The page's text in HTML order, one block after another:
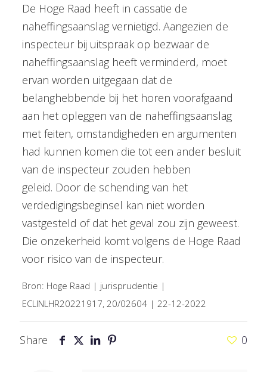
De Hoge Raad heeft in cassatie de
naheffingsaanslag vernietigd. Aangezien de
inspecteur bij uitspraak op bezwaar de
naheffingsaanslag heeft verminderd, moet
ervan worden uitgegaan dat de
belanghebbende bij het horen voorafgaand
aan het opleggen van de naheffingsaanslag
met feiten, omstandigheden en argumenten
had kunnen komen die tot een ander besluit
van de inspecteur zouden hebben
geleid. Door de schending van het
verdedigingsbeginsel kan niet worden
vastgesteld of dat het geval zou zijn geweest.
Die onzekerheid komt volgens de Hoge Raad
voor risico van de inspecteur.
Bron: Hoge Raad | jurisprudentie |
ECLINLHR20221917, 20/02604 | 22-12-2022
Share 0